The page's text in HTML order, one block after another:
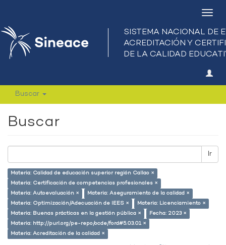
Buscar
Buscar
Ir
Materia: Calidad de educación superior región Callao ×
Materia: Certificación de competencias profesionales ×
Materia: Autoevaluación ×
Materia: Aseguramiento de la calidad ×
Materia: Optimización/Adecuación de IEES ×
Materia: Licenciamiento ×
Materia: Buenas prácticas en la gestión pública ×
Fecha: 2023 ×
Materia: http://purl.org/pe-repo/ocde/ford#5.03.01 ×
Materia: Acreditación de la calidad ×